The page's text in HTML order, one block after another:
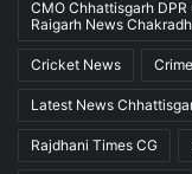
CMO Chhattisgarh
Raigarh News
Cricket News
Latest News
Rajdhani Times CG